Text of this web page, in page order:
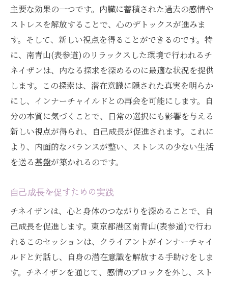
主要な効果の一つです。内臓に蓄積された過去の感情や
ストレスを解放することで、心のデトックスが進みま
す。そして、新しい視点を得ることができるのです。特
に、南青山(表参道)のリラックスした環境で行われるチ
ネイザンは、内なる探求を深めるのに最適な状況を提供
します。この探索は、潜在意識に隠された真実を明らか
にし、インナーチャイルドとの再会を可能にします。自
分の本質に気づくことで、日常の選択にも影響を与える
新しい視点が得られ、自己成長が促進されます。これに
より、内面的なバランスが整い、ストレスの少ない生活
を送る基盤が築かれるのです。
自己成長を促すための実践
チネイザンは、心と身体のつながりを深めることで、自
己成長を促進します。東京都港区南青山(表参道)で行わ
れるこのセッションは、クライアントがインナーチャイ
ルドと対話し、自身の潜在意識を解放する手助けをしま
す。チネイザンを通じて、感情のブロックを外し、スト